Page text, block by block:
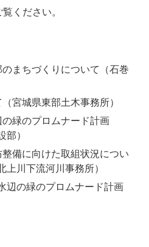
ください。
まちづくりについて（石巻
宮城県東部土木事務所）
緑のプロムナード計画
部）
備に向けた取組状況につい
川下流河川事務所）
の緑のプロムナード計画